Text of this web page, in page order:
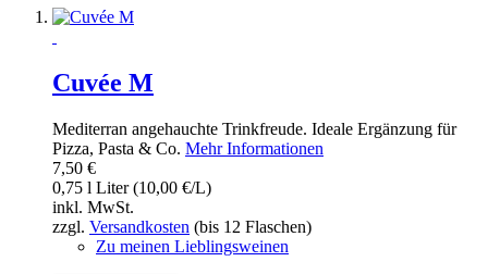
Cuvée M
Mediterran angehauchte Trinkfreude. Ideale Ergänzung für
Pizza, Pasta & Co. Mehr Informationen
7,50 €
0,75 l Liter (10,00 €/L)
inkl. MwSt.
zzgl. Versandkosten (bis 12 Flaschen)
Zu meinen Lieblingsweinen